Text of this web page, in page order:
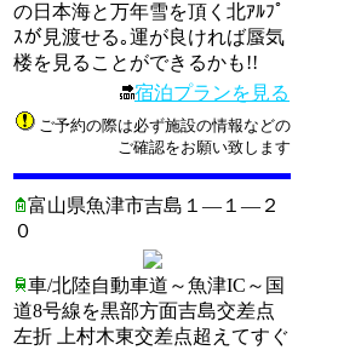
の日本海と万年雪を頂く北ｱﾙﾌﾟ
ｽが見渡せる｡運が良ければ蜃気
楼を見ることができるかも!!
宿泊プランを見る
ご予約の際は必ず施設の情報などの
ご確認をお願い致します
富山県魚津市吉島１―１―２
０
車/北陸自動車道～魚津IC～国
道8号線を黒部方面吉島交差点
左折 上村木東交差点超えてすぐ